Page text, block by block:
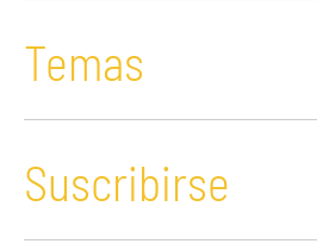
Temas
Suscribirse